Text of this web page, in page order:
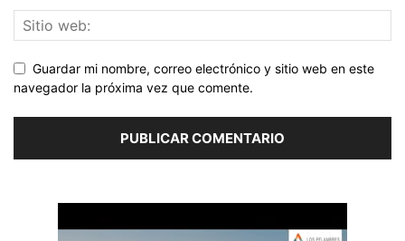
Guardar mi nombre, correo electrónico y sitio web en este
navegador la próxima vez que comente.